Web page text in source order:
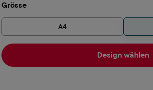
Grösseauswählen
A4
Design wählen